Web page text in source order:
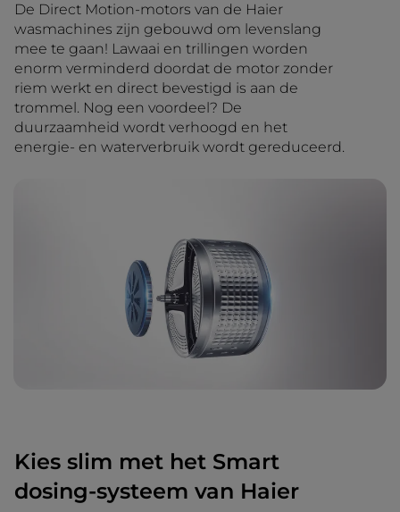
De Direct Motion-motors van de Haier
wasmachines zijn gebouwd om levenslang
mee te gaan! Lawaai en trillingen worden
enorm verminderd doordat de motor zonder
riem werkt en direct bevestigd is aan de
trommel. Nog een voordeel? De
duurzaamheid wordt verhoogd en het
energie- en waterverbruik wordt gereduceerd.
Kies slim met het Smart
dosing-systeem van Haier